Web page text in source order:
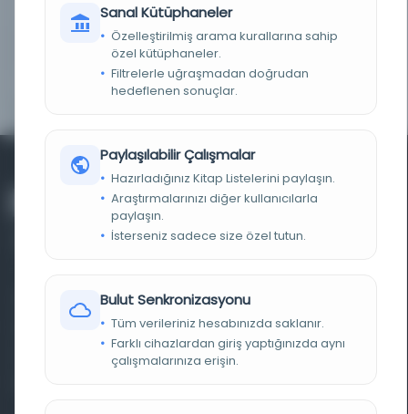
Çevrimiçi erişimi kontrol edin
1907
Çevrimiçi erişimi kontrol edin
Farklı dönem, dil ve coğrafyalara ait tarihî yazma ve
basma eserleri, arşiv belgelerini, süreli yayınları ve görsel
materyalleri bir araya getiren kapsamlı bir dijital
Sanal Kütüphaneler
Özelleştirilmiş arama kurallarına sahip
özel kütüphaneler.
Filtrelerle uğraşmadan doğrudan
hedeflenen sonuçlar.
Paylaşılabilir Çalışmalar
Hazırladığınız Kitap Listelerini paylaşın.
Araştırmalarınızı diğer kullanıcılarla
paylaşın.
İsterseniz sadece size özel tutun.
Bulut Senkronizasyonu
Tüm verileriniz hesabınızda saklanır.
Farklı cihazlardan giriş yaptığınızda aynı
çalışmalarınıza erişin.